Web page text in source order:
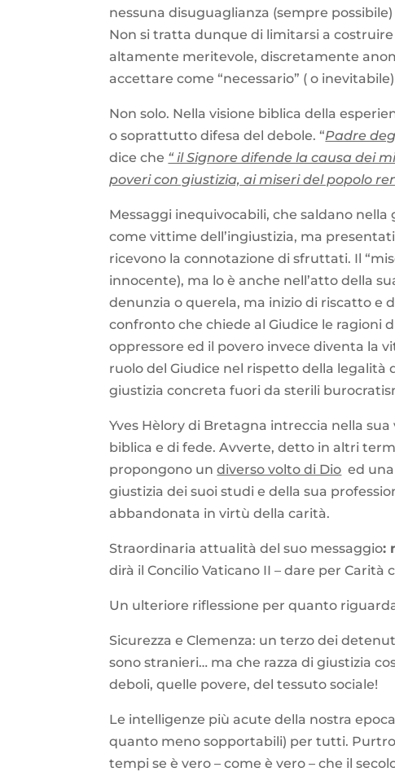
nessuna disuguaglianza (sempre
Non si tratta dunque di limitarsi a
altamente meritevole, discretamente
accettare come “necessario” ( o
Non solo. Nella visione biblica della
o soprattutto difesa del debole. “Padre
dice che “ il Signore difende la causa dei
poveri con giustizia, ai miseri del popolo
Messaggi inequivocabili, che saldano
come vittime dell’ingiustizia, ma
ricevono la connotazione di sfruttati. Il
innocente), ma lo è anche nell’atto della
denunzia o querela, ma inizio di riscatto e
confronto che chiede al Giudice le ragioni
oppressore ed il povero invece diventa la
ruolo del Giudice nel rispetto della
giustizia concreta fuori da sterili
Yves Hèlory di Bretagna intreccia nella
biblica e di fede. Avverte, detto in altri
propongono undiverso volto di Dio ed
giustizia dei suoi studi e della sua
abbandonata in virtù della carità.
Straordinaria attualità del suo messaggio:
dirà il Concilio Vaticano II – dare per Carità
Un ulteriore riflessione per quanto
Sicurezza e Clemenza: un terzo dei
sono stranieri… ma che razza di giustizia
deboli, quelle povere, del tessuto sociale!
Le intelligenze più acute della nostra
quanto meno sopportabili) per tutti.
tempi se è vero – come è vero – che il